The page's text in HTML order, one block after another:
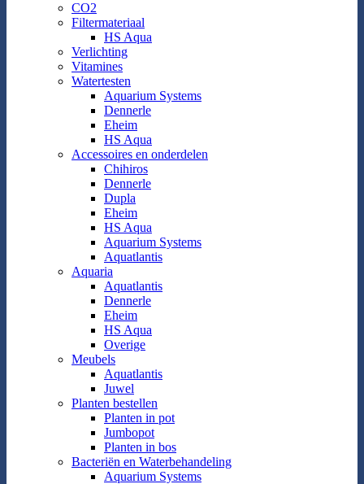
CO2
Filtermateriaal
HS Aqua
Verlichting
Vitamines
Watertesten
Aquarium Systems
Dennerle
Eheim
HS Aqua
Accessoires en onderdelen
Chihiros
Dennerle
Dupla
Eheim
HS Aqua
Aquarium Systems
Aquatlantis
Aquaria
Aquatlantis
Dennerle
Eheim
HS Aqua
Overige
Meubels
Aquatlantis
Juwel
Planten bestellen
Planten in pot
Jumbopot
Planten in bos
Bacteriën en Waterbehandeling
Aquarium Systems